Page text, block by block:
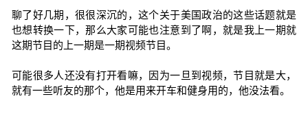
聊了好几期，很很深沉的，这个关于美国政治的这些话题就是
也想转换一下，那么大家可能也注意到了啊，就是我上一期就
这期节目的上一期是一期视频节目。
可能很多人还没有打开看嘛，因为一旦到视频，节目就是大，
就有一些听友的那个，他是用来开车和健身用的，他没法看。